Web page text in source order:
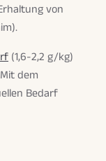
von
(1,6-2,2 g/kg)
dem
Bedarf